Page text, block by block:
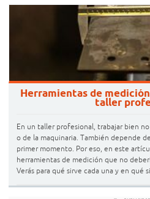
Herramientas de
taller
En un taller profesional, trabajar bien
o de la maquinaria. También depende
primer momento. Por eso, en este
herramientas de medición que no
Verás para qué sirve cada una y en qué